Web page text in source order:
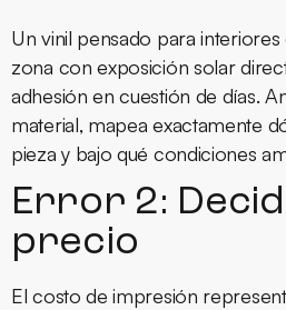
Un vinil pensado para interiores
zona con exposición solar
adhesión en cuestión de días.
material, mapea exactamente
pieza y bajo qué condiciones
Error 2:
precio
El costo de impresión